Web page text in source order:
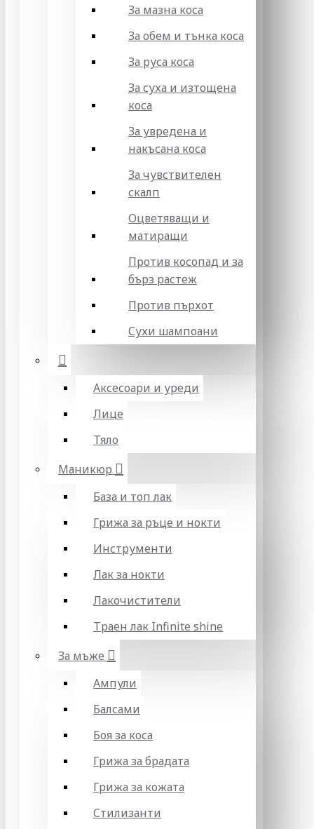
За мазна коса
За обем и тънка коса
За руса коса
За суха и изтощена
коса
За увредена и
накъсана коса
За чувствителен
скалп
Оцветяващи и
матиращи
Против косопад и за
бърз растеж
Против пърхот
Сухи шампоани
Аксесоари и уреди
Лице
Тяло
Маникюр
База и топ лак
Грижа за ръце и нокти
Инструменти
Лак за нокти
Лакочистители
Траен лак Infinite shine
За мъже
Ампули
Балсами
Боя за коса
Грижа за брадата
Грижа за кожата
Стилизанти